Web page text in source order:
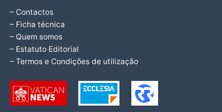
– Contactos
– Ficha técnica
– Quem somos
– Estatuto Editorial
– Termos e Condições de utilização